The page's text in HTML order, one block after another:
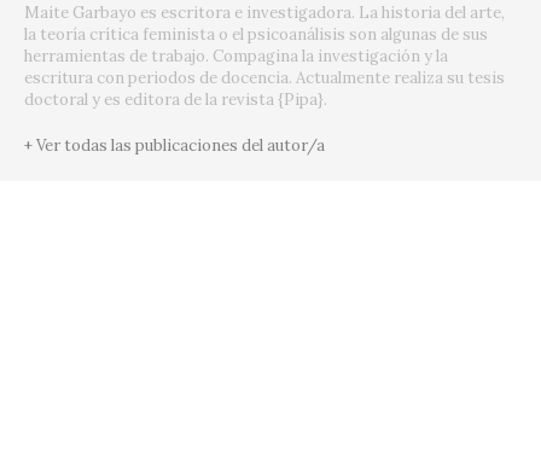
Maite Garbayo es escritora e investigadora. La historia del arte,
la teoría crítica feminista o el psicoanálisis son algunas de sus
herramientas de trabajo. Compagina la investigación y la
escritura con periodos de docencia. Actualmente realiza su tesis
doctoral y es editora de la revista {Pipa}.
+ Ver todas las publicaciones del autor/a